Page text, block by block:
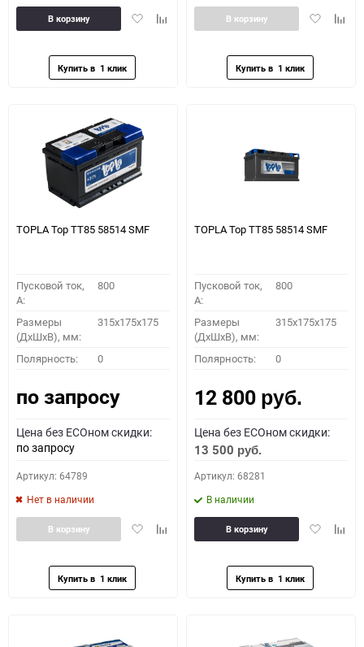
ДобавитьДобавить
В корзину
Добавить
В корзину
TOPLA Top TT85 58514 SMF
Пусковой ток,
A:
800
Размеры
(ДхШхВ), мм:
315x175x175
Полярность: 0
по запросу
Цена без ECOном скидки:
по запросу
Артикул: 64789
Нет в наличии
ДобавитьДобавить
В корзину
TOPLA Top TT85 58514 SMF
Пусковой ток,
A:
800
Размеры
(ДхШхВ), мм:
315x175x175
Полярность: 0
12 800 руб.
Цена без ECOном скидки:
13 500 руб.
Артикул: 68281
В наличии
Добавить
В корзину